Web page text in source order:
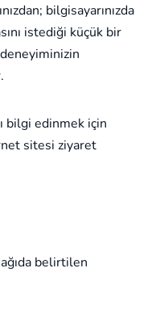
bilgisayarınızda
istediği küçük bir
bilgi edinmek için
sitesi ziyaret
belirtilen